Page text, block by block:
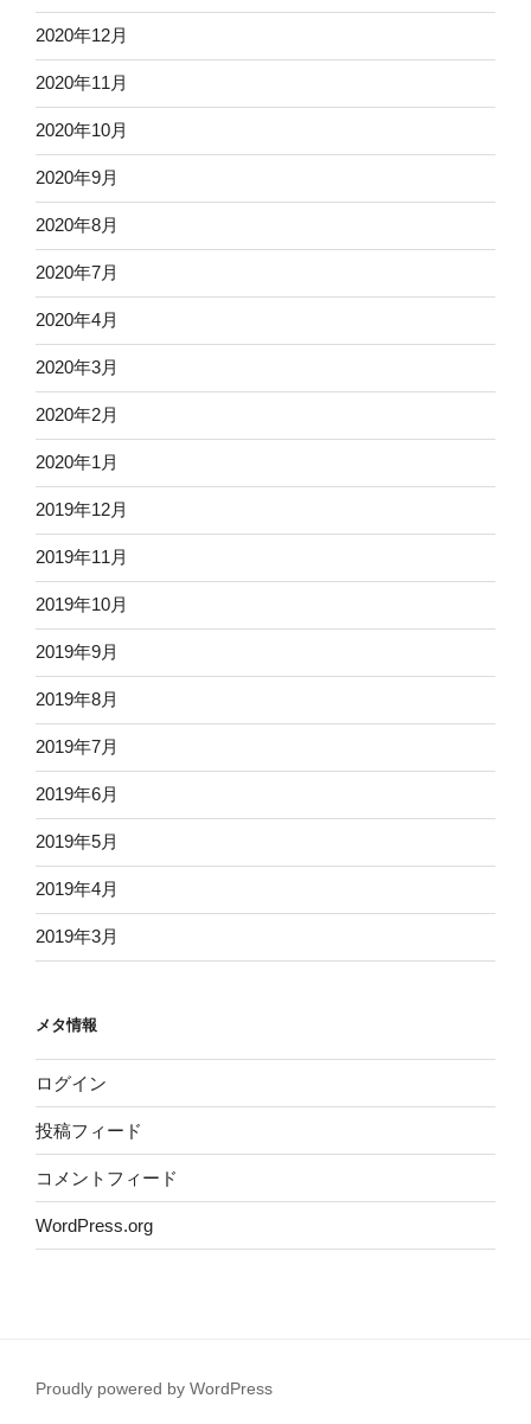
2020年12月
2020年11月
2020年10月
2020年9月
2020年8月
2020年7月
2020年4月
2020年3月
2020年2月
2020年1月
2019年12月
2019年11月
2019年10月
2019年9月
2019年8月
2019年7月
2019年6月
2019年5月
2019年4月
2019年3月
メタ情報
ログイン
投稿フィード
コメントフィード
WordPress.org
Proudly powered by WordPress